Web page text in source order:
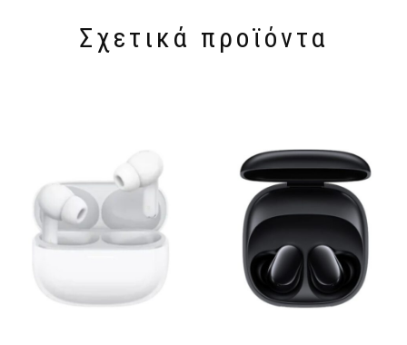
Σχετικά προϊόντα